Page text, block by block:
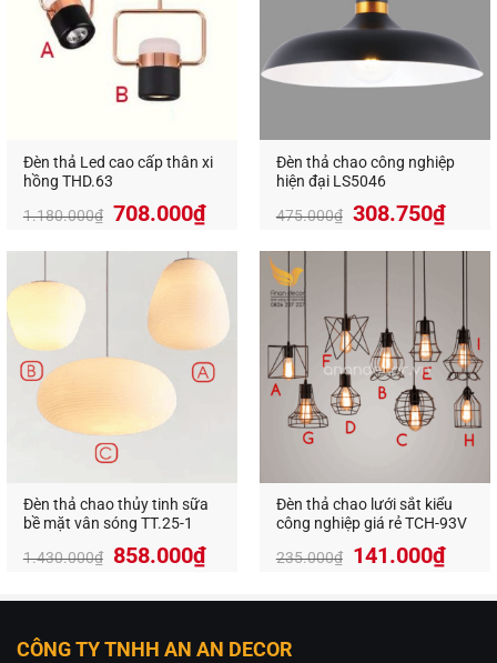
Đèn thả Led cao cấp thân xi
hồng THD.63
1.180.000₫ 708.000₫
Đèn thả chao công nghiệp
hiện đại LS5046
475.000₫ Giá
là:
308.750₫Giá
hiện
tại
Đèn thả chao thủy tinh sữa
bề mặt vân sóng TT.25-1
1.430.000₫ 858.000₫
Đèn thả chao lưới sắt kiểu
công nghiệp giá rẻ TCH-93V
235.000₫ 141.000₫
CÔNG TY TNHH AN AN DECOR